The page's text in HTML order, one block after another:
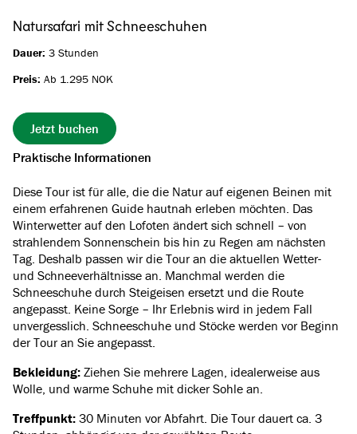
Natursafari mit Schneeschuhen
Dauer: 3 Stunden
Preis: Ab 1.295 NOK
Jetzt buchen
Praktische Informationen
Diese Tour ist für alle, die die Natur auf eigenen Beinen mit
einem erfahrenen Guide hautnah erleben möchten. Das
Winterwetter auf den Lofoten ändert sich schnell – von
strahlendem Sonnenschein bis hin zu Regen am nächsten
Tag. Deshalb passen wir die Tour an die aktuellen Wetter-
und Schneeverhältnisse an. Manchmal werden die
Schneeschuhe durch Steigeisen ersetzt und die Route
angepasst. Keine Sorge – Ihr Erlebnis wird in jedem Fall
unvergesslich. Schneeschuhe und Stöcke werden vor Beginn
der Tour an Sie angepasst.
Bekleidung: Ziehen Sie mehrere Lagen, idealerweise aus
Wolle, und warme Schuhe mit dicker Sohle an.
Treffpunkt: 30 Minuten vor Abfahrt. Die Tour dauert ca. 3